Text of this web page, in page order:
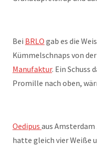
Bei BRLO gab es die
Kümmelschnaps von der
Manufaktur. Ein Schuss
Promille nach oben,
Oedipus aus
hatte gleich vier Weiße